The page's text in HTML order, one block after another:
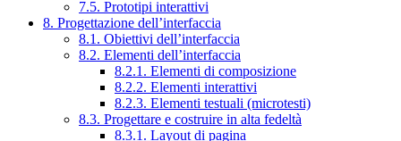
7.5. Prototipi interattivi
8. Progettazione dell’interfaccia
8.1. Obiettivi dell’interfaccia
8.2. Elementi dell’interfaccia
8.2.1. Elementi di composizione
8.2.2. Elementi interattivi
8.2.3. Elementi testuali (microtesti)
8.3. Progettare e costruire in alta fedeltà
8.3.1. Layout di pagina